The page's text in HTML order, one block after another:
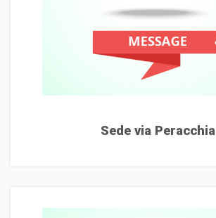
Sede via Peracchia